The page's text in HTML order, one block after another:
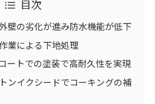
目次
壁の劣化が進み防水機能が低下
業による下地処理
ートでの塗装で高耐久性を実現
ンイクシードでコーキングの補